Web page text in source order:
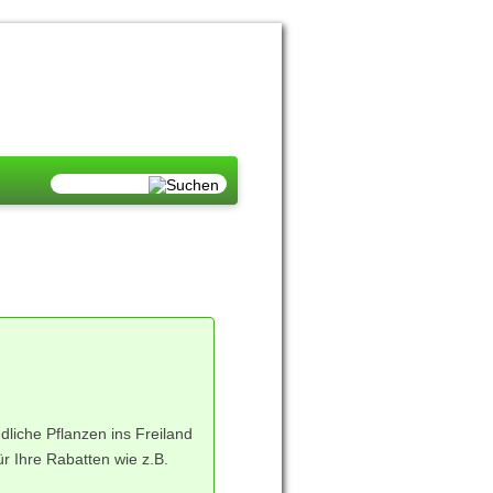
Pflanzen ins Freiland
Ihre Rabatten wie z.B.